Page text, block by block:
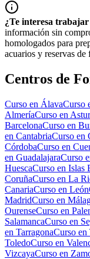
¿Te interesa trabajar
información sin
homologados para
acuarios y reservas
Centros de
Curso en ÁlavaCurso
AlmeríaCurso en
BarcelonaCurso en
en CantabriaCurso en
CórdobaCurso en
en GuadalajaraCurso
HuescaCurso en Islas
CoruñaCurso en La
CanariaCurso en León
MadridCurso en
OurenseCurso en
SalamancaCurso en
en TarragonaCurso en
ToledoCurso en
VizcayaCurso en